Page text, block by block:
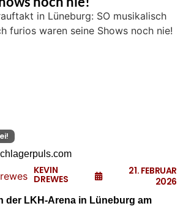
KEVIN
DREWES
21. FEBRUAR
2026
der LKH-Arena in Lüneburg am